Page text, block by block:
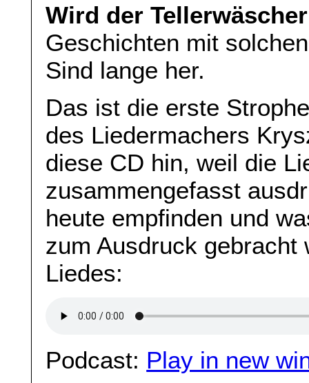
Wird der
Geschichten mit
Sind lange her.
Das ist die erste
des Liedermachers
diese CD hin, weil die
zusammengefasst
heute empfinden und
zum Ausdruck
Liedes:
Podcast: Play in new